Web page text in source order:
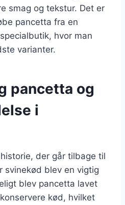
smag og tekstur. Det er
pancetta fra en
hvor man
varianter.
pancetta og
i
der går tilbage til
svinekød blev en vigtig
blev pancetta lavet
kød, hvilket